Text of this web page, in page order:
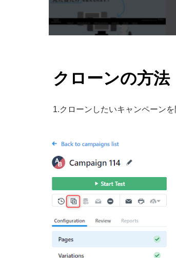
クローンの方法
1.クローンしたいキャンペーン